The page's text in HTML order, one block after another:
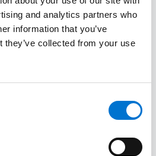
and analytics partners who
information that you’ve
they’ve collected from your use
le plus à jour possible, sur
propres et externes. En
de la grande quantité
utilisateurs afin de les résoudre.
utilisés par l’APB pour la
peuvent utiliser des cookies